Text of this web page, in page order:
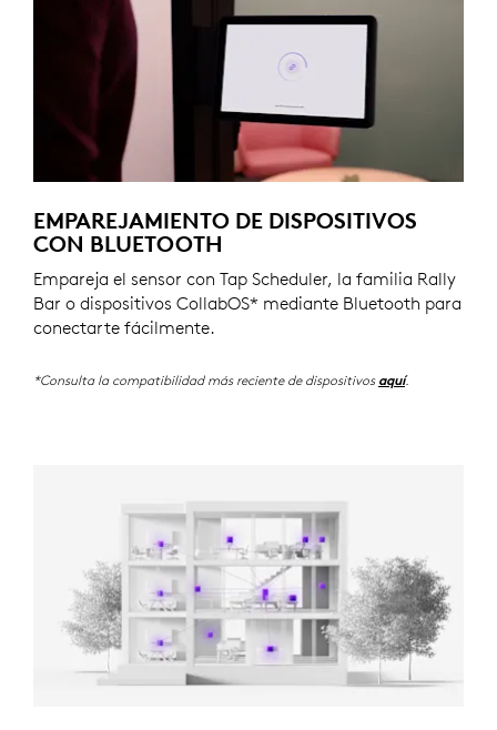
EMPAREJAMIENTO DE DISPOSITIVOS
CON BLUETOOTH
Empareja el sensor con Tap Scheduler, la familia Rally
Bar o dispositivos CollabOS* mediante Bluetooth para
conectarte fácilmente.
*Consulta la compatibilidad más reciente de dispositivos aquí.